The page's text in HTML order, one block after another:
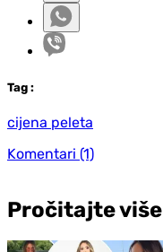
Tag :
cijena peleta
Komentari (1)
Pročitajte više